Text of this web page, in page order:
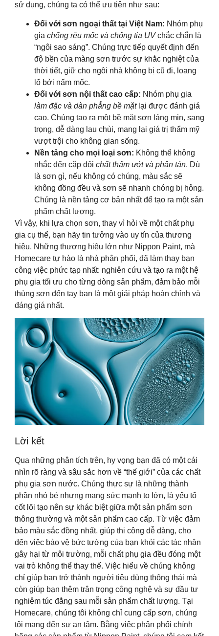
sử dụng, chúng ta có thể ưu tiên như sau:
Đối với sơn ngoại thất tại Việt Nam: Nhóm phụ
gia chống rêu mốc và chống tia UVchắc chắn là
“ngôi sao sáng”. Chúng trực tiếp quyết định đến
độ bền của màng sơn trước sự khắc nghiệt của
thời tiết, giữ cho ngôi nhà không bị cũ đi, loang
lổ bởi nấm mốc.
Đối với sơn nội thất cao cấp: Nhóm phụ gia
làm đặc và dàn phẳng bề mặtlại được đánh giá
cao. Chúng tạo ra một bề mặt sơn láng mịn, sang
trọng, dễ dàng lau chùi, mang lại giá trị thẩm mỹ
vượt trội cho không gian sống.
Nền tảng cho mọi loại sơn: Không thể không
nhắc đến cặp đôi chất thấm ướt và phân tán. Dù
là sơn gì, nếu không có chúng, màu sắc sẽ
không đồng đều và sơn sẽ nhanh chóng bị hỏng.
Chúng là nền tảng cơ bản nhất để tạo ra một sản
phẩm chất lượng.
Vì vậy, khi lựa chọn sơn, thay vì hỏi về một chất phụ
gia cụ thể, bạn hãy tin tưởng vào uy tín của thương
hiệu. Những thương hiệu lớn như Nippon Paint, mà
Homecare tự hào là nhà phân phối, đã làm thay bạn
công việc phức tạp nhất: nghiên cứu và tạo ra một hệ
phụ gia tối ưu cho từng dòng sản phẩm, đảm bảo mỗi
thùng sơn đến tay bạn là một giải pháp hoàn chỉnh và
đáng giá nhất.
Lời kết
Qua những phân tích trên, hy vọng bạn đã có một cái
nhìn rõ ràng và sâu sắc hơn về “thế giới” của các chất
phụ gia sơn nước. Chúng thực sự là những thành
phần nhỏ bé nhưng mang sức mạnh to lớn, là yếu tố
cốt lõi tạo nên sự khác biệt giữa một sản phẩm sơn
thông thường và một sản phẩm cao cấp. Từ việc đảm
bảo màu sắc đồng nhất, giúp thi công dễ dàng, cho
đến việc bảo vệ bức tường của bạn khỏi các tác nhân
gây hại từ môi trường, mỗi chất phụ gia đều đóng một
vai trò không thể thay thế. Việc hiểu về chúng không
chỉ giúp bạn trở thành người tiêu dùng thông thái mà
còn giúp bạn thêm trân trọng công nghệ và sự đầu tư
nghiêm túc đằng sau mỗi sản phẩm chất lượng. Tại
Homecare, chúng tôi không chỉ cung cấp sơn, chúng
tôi mang đến sự an tâm. Bằng việc phân phối chính